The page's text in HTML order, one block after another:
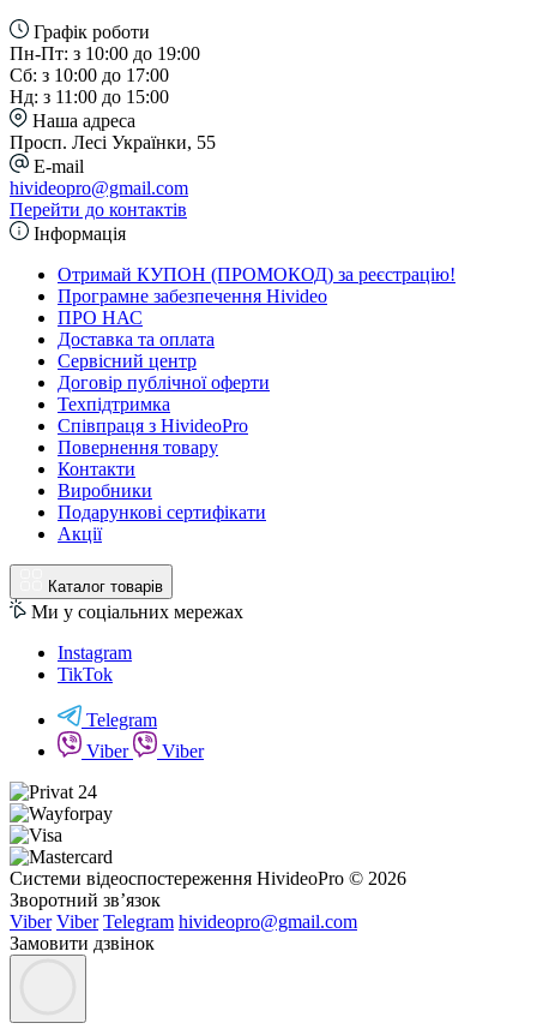
Графік роботи
Пн-Пт: з 10:00 до 19:00
Сб: з 10:00 до 17:00
Нд: з 11:00 до 15:00
Наша адреса
Просп. Лесі Українки, 55
E-mail
hivideopro@gmail.com
Перейти до контактів
Інформація
Отримай КУПОН (ПРОМОКОД) за реєстрацію!
Програмне забезпечення Hivideo
ПРО НАС
Доставка та оплата
Сервісний центр
Договір публічної оферти
Техпідтримка
Співпраця з HivideoPro
Повернення товару
Контакти
Виробники
Подарункові сертифікати
Акції
Каталог товарів
Ми у соціальних мережах
Instagram
TikTok
Telegram
Viber
Viber
Системи відеоспостереження HivideoPro © 2026
Зворотний зв’язок
Viber Viber Telegram hivideopro@gmail.com
Замовити дзвінок